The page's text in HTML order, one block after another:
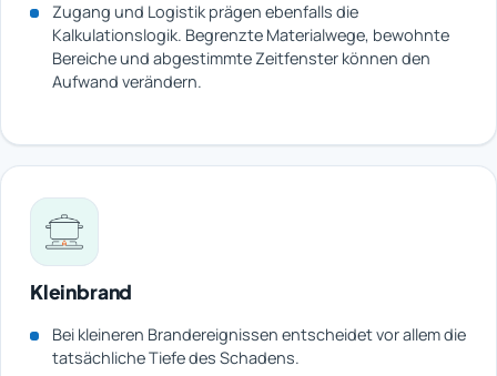
Zugang und Logistik prägen ebenfalls die
Kalkulationslogik. Begrenzte Materialwege, bewohnte
Bereiche und abgestimmte Zeitfenster können den
Aufwand verändern.
Kleinbrand
Bei kleineren Brandereignissen entscheidet vor allem die
tatsächliche Tiefe des Schadens.